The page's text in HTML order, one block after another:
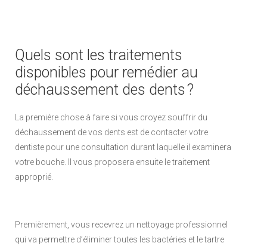
Quels sont les traitements
disponibles pour remédier au
déchaussement des dents ?
La première chose à faire si vous croyez souffrir du
déchaussement de vos dents est de contacter votre
dentiste pour une consultation durant laquelle il examinera
votre bouche. Il vous proposera ensuite le traitement
approprié.
Premièrement, vous recevrez un nettoyage professionnel
qui va permettre d’éliminer toutes les bactéries et le tartre